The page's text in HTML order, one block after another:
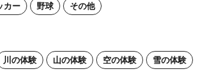
カー 野球 その他
川の体験 山の体験 空の体験 雪の体験